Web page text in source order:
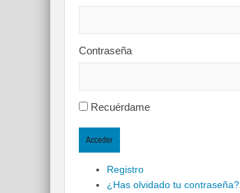
Contraseña
Recuérdame
Acceder
Registro
¿Has olvidado tu contraseña?